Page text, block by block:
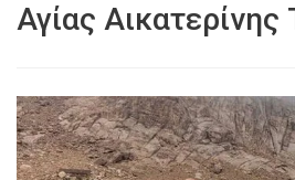
Αγίας Αικατερίνης